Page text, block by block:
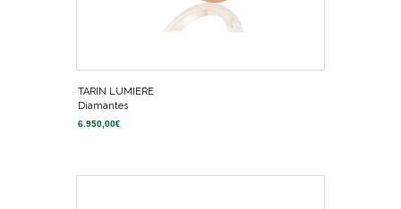
TARIN LUMIERE
Diamantes
6.950,00€